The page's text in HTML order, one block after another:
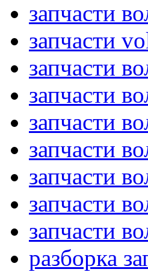
запчасти
запчасти
запчасти
запчасти
запчасти
запчасти
запчасти
запчасти
запчасти
разборка